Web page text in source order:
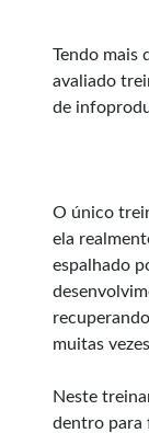
Tendo mais
avaliado
de
O único
ela
espalhado
muitas
Neste
dentro para